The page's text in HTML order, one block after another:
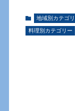
地域別カテゴ
料理別カテゴリー